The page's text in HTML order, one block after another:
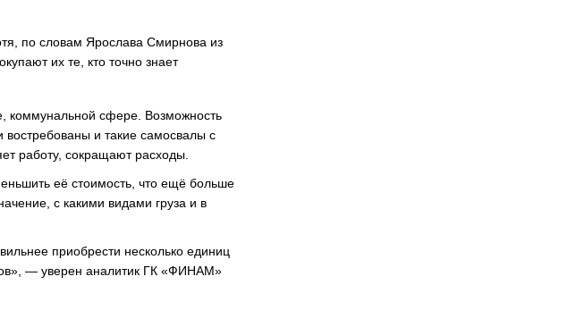
по словам Ярослава Смирнова из
их те, кто точно знает
коммунальной сфере. Возможность
востребованы и такие самосвалы с
работу, сокращают расходы.
её стоимость, что ещё больше
с какими видами груза и в
приобрести несколько единиц
— уверен аналитик ГК «ФИНАМ»